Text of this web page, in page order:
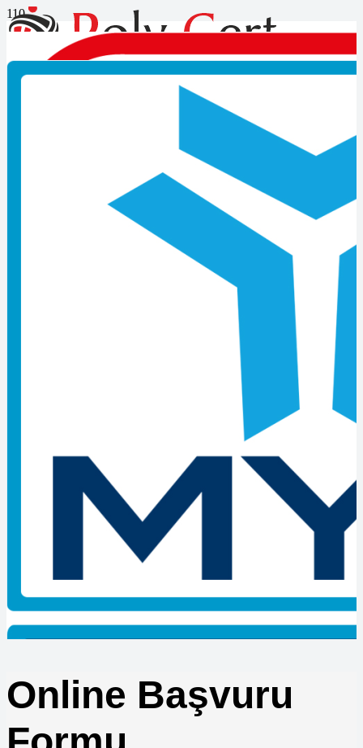
İnşaat Ustalık Belgesi Sınav
Son Yazılar
Mesleki Yeterlilik Belgesi Nedir?
İzmir MYK Belgesi Başvurusu Nasıl Yapılır?
Kocaeli MYK Belgesi Başvurusu Nasıl Yapılır?
MYK Belgesi Zorunlu Meslekler Listesi
MYK Belgesi Nasıl Alınır? Güncel Başvuru Rehberi
Ustalık Belgesi Almadan Dükkan Açılabilir mi
MYK Belgesi Almayan İşletmelere Yaptırım
Çıraklık Okulunda Belge Sınavı Tarihleri
Ustalık Belgesi ile Taşeronluk Yapılır mı
MYK Belgesi Olmayan Çalışanların İş Kazasındaki Durumu
Çıraklık Belgesi ile Hangi İşlerde Çalışılır?
Ustalık Belgesi için Staj Sorunlu mu?
MYK Belgesi Sorgulama İşlemi Nasıl Yapılır?
Belge Geçerlilik Süresi Bitince Ne Yapılmalı?
MYK Sınavlarında Yanlış Doğruyu Götürür mü?
Vinç Sınavına Girmek için Başvuru Belgeleri Nelerdir?
Çıraklık Belgesi ile Üniversiteye Geçiş Mümkün mü
Forklift Kazalarında Belge Kontrolü
Forklift Sınav Sonuçları Ne Zaman Açıklanır
Online Başvuru